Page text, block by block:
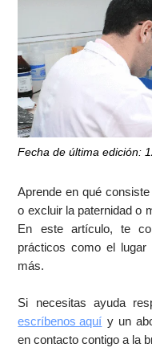
Fecha de última edición:
Aprende en qué
o excluir la paternidad o
En este artículo, te
prácticos como el
más.
Si necesitas ayuda
escríbenos aquí y un
en contacto contigo a la